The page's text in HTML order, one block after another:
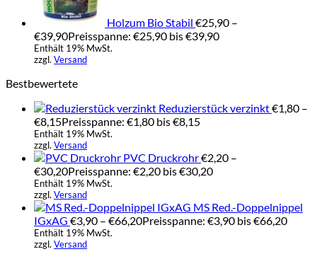
Holzum Bio Stabil €25,90 –
€39,90Preisspanne: €25,90 bis €39,90
Enthält 19% MwSt.
zzgl. Versand
Bestbewertete
Reduzierstück verzinkt€1,80 –
€8,15Preisspanne: €1,80 bis €8,15
Enthält 19% MwSt.
zzgl. Versand
PVC Druckrohr€2,20 –
€30,20Preisspanne: €2,20 bis €30,20
Enthält 19% MwSt.
zzgl. Versand
MS Red.-Doppelnippel
IGxAG €3,90 – €66,20Preisspanne: €3,90 bis €66,20
Enthält 19% MwSt.
zzgl. Versand